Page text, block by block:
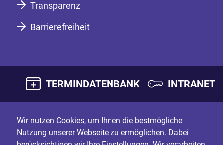
Transparenz
Barrierefreiheit
TERMINDATENBANK INTRANET
Wir nutzen Cookies, um Ihnen die bestmögliche
Nutzung unserer Webseite zu ermöglichen. Dabei